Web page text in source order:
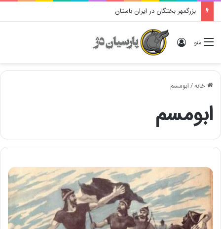
بزرگمهر بختگان در ایران باستان
منو ورود
خانه/ابومسم
ابومسم